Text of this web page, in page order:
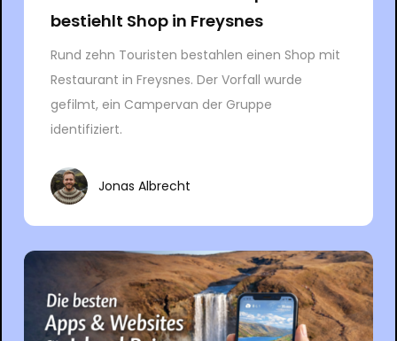
bestiehlt Shop in Freysnes
Rund zehn Touristen bestahlen einen Shop mit
Restaurant in Freysnes. Der Vorfall wurde
gefilmt, ein Campervan der Gruppe
identifiziert.
Jonas Albrecht